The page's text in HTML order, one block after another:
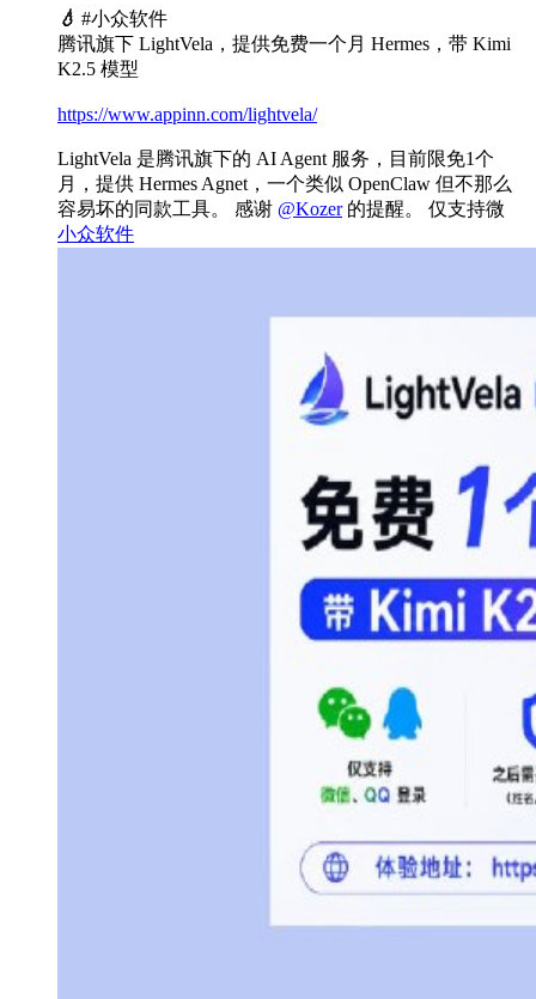
💧 #小众软件
腾讯旗下 LightVela，提供免费一个月 Hermes，带 Kimi
K2.5 模型
https://www.appinn.com/lightvela/
LightVela 是腾讯旗下的 AI Agent 服务，目前限免1个
月，提供 Hermes Agnet，一个类似 OpenClaw 但不那么
容易坏的同款工具。 感谢 @Kozer的提醒。 仅支持微
小众软件